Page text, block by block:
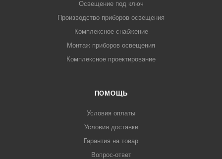
Освещение под ключ
Производство приборов освещения
Комплексное снабжение
Монтаж приборов освещения
Комплексное проектирование
ПОМОЩЬ
Условия оплаты
Условия доставки
Гарантия на товар
Вопрос-ответ